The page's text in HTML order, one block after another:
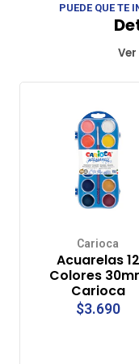
PUEDE QUE TE
Carioca
Acuarelas 12
Colores
Carioca
$3.690